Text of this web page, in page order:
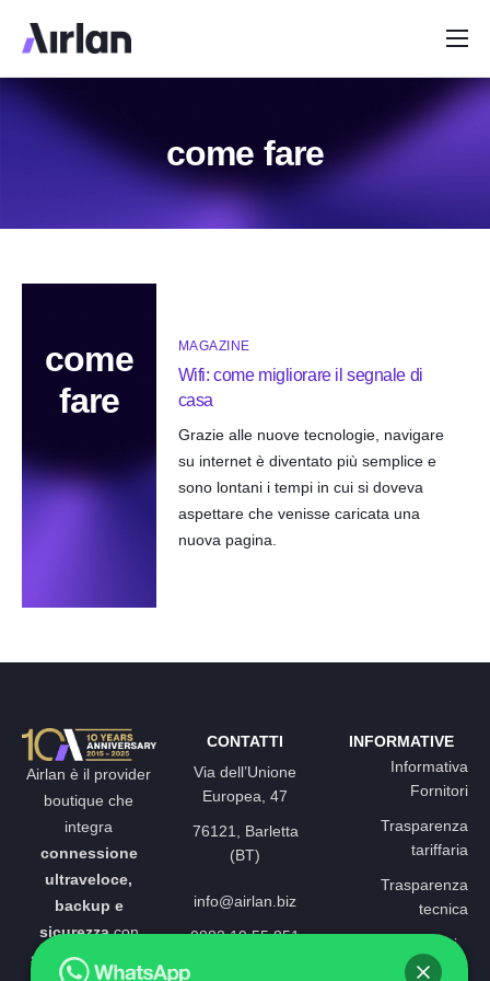
Home
Perchè Airlan
Soluzioni come fare
come
fare
MAGAZINE
Wifi: come migliorare il segnale di
casa
Grazie alle nuove tecnologie, navigare
su internet è diventato più semplice e
sono lontani i tempi in cui si doveva
aspettare che venisse caricata una
nuova pagina.
Airlan è il provider
boutique che
integra
connessione
ultraveloce,
backup e
sicurezzacon
soluzioni always-
CONTATTI
Via dell’Unione
Europea, 47
76121, Barletta
(BT)
info@airlan.biz
0883 19 55 851
INFORMATIVE
Informativa
Fornitori
Trasparenza
tariffaria
Trasparenza
tecnica
Carta dei servizi